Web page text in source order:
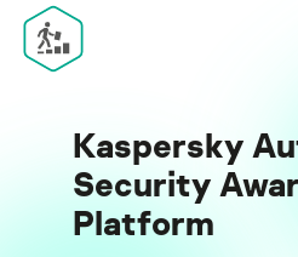
Kaspersky
Security
Platform